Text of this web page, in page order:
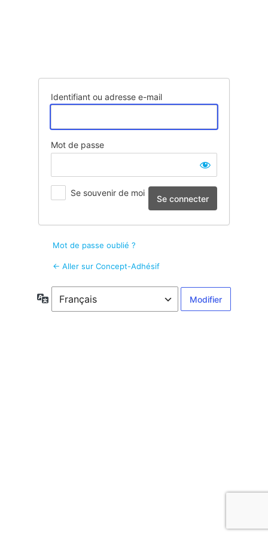
Identifiant ou adresse e-mail
Mot de passe
Se souvenir de moi
Mot de passe oublié ?
← Aller sur Concept-Adhésif
Langue